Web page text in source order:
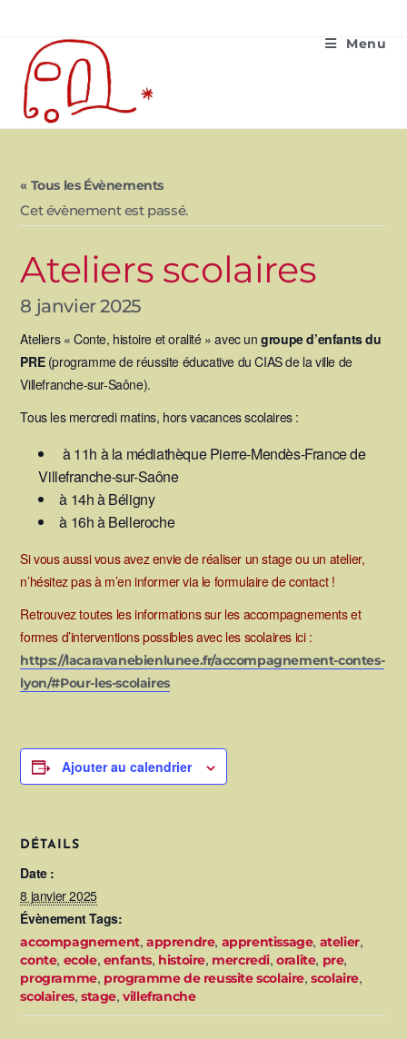
Menu
« Tous les Évènements
Cet évènement est passé.
Ateliers scolaires
8 janvier 2025
Ateliers « Conte, histoire et oralité » avec ungroupe d’enfants du
PRE(programme de réussite éducative du CIAS de la ville de
Villefranche-sur-Saône).
Tous les mercredi matins, hors vacances scolaires :
à 11h à la médiathèque Pierre-Mendès-France de
Villefranche-sur-Saône
à 14h à Béligny
à 16h à Belleroche
Si vous aussi vous avez envie de réaliser un stage ou un atelier,
n’hésitez pas à m’en informer via le formulaire de contact !
Retrouvez toutes les informations sur les accompagnements et
formes d’interventions possibles avec les scolaires ici :
https://lacaravanebienlunee.fr/accompagnement-contes-
lyon/#Pour-les-scolaires
Ajouter au calendrier
DÉTAILS
Date :
8 janvier 2025
Évènement Tags:
accompagnement,apprendre, apprentissage, atelier,
conte, ecole, enfants, histoire, mercredi,oralite, pre,
programme, programme de reussite scolaire,scolaire,
scolaires,stage,villefranche